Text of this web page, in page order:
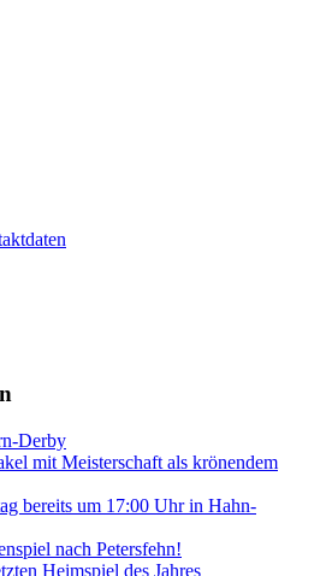
Derby
mit Meisterschaft als krönendem
bereits um 17:00 Uhr in Hahn-
nach Petersfehn!
Heimspiel des Jahres